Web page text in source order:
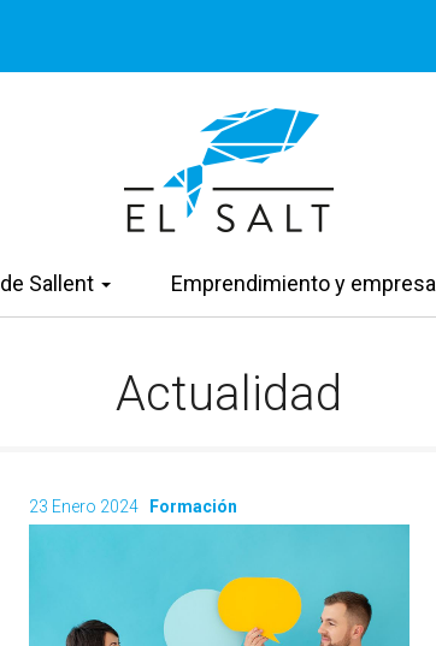
Sallent Emprendimiento y empresa
Actualidad
23 Enero 2024 Formación